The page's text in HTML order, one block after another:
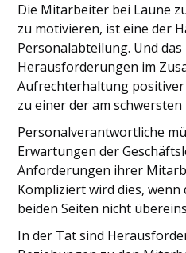
Die Mitarbeiter bei Laune
zu motivieren, ist eine der
Personalabteilung. Und
Herausforderungen im
Aufrechterhaltung
zu einer der am
Personalverantwortliche
Erwartungen der
Anforderungen ihrer
Kompliziert wird dies,
beiden Seiten nicht
In der Tat sind